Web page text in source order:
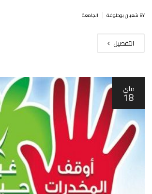
BY شعبان بوحلوفة الجامعة
التفصيل
ماي
18